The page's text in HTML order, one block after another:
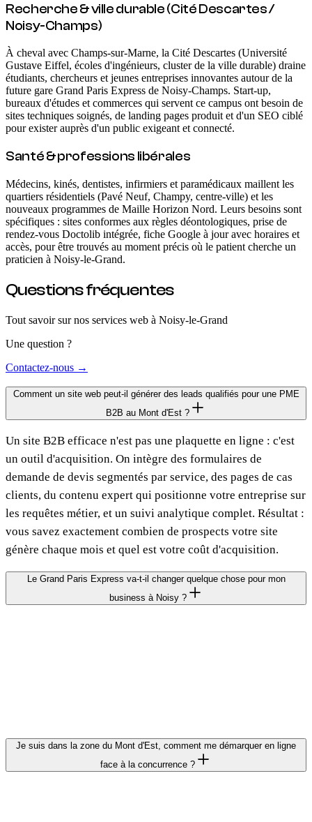
Recherche & ville durable (Cité Descartes /
Noisy-Champs)
À cheval avec Champs-sur-Marne, la Cité Descartes (Université
Gustave Eiffel, écoles d'ingénieurs, cluster de la ville durable) draine
étudiants, chercheurs et jeunes entreprises innovantes autour de la
future gare Grand Paris Express de Noisy-Champs. Start-up,
bureaux d'études et commerces qui servent ce campus ont besoin de
sites techniques soignés, de landing pages produit et d'un SEO ciblé
pour exister auprès d'un public exigeant et connecté.
Santé & professions libérales
Médecins, kinés, dentistes, infirmiers et paramédicaux maillent les
quartiers résidentiels (Pavé Neuf, Champy, centre-ville) et les
nouveaux programmes de Maille Horizon Nord. Leurs besoins sont
spécifiques : sites conformes aux règles déontologiques, prise de
rendez-vous Doctolib intégrée, fiche Google à jour avec horaires et
accès, pour être trouvés au moment précis où le patient cherche un
praticien à Noisy-le-Grand.
Questions fréquentes
Tout savoir sur nos services web à Noisy-le-Grand
Une question ?
Contactez-nous →
Comment un site web peut-il générer des leads qualifiés pour une PME
B2B au Mont d'Est ?
Un site B2B efficace n'est pas une plaquette en ligne : c'est
un outil d'acquisition. On intègre des formulaires de
demande de devis segmentés par service, des pages de cas
clients, du contenu expert qui positionne votre entreprise sur
les requêtes métier, et un suivi analytique complet. Résultat :
vous savez exactement combien de prospects votre site
génère chaque mois et quel est votre coût d'acquisition.
Le Grand Paris Express va-t-il changer quelque chose pour mon
business à Noisy ?
Je suis dans la zone du Mont d'Est, comment me démarquer en ligne
face à la concurrence ?